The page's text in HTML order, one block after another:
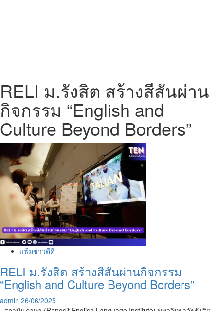
RELI ม.รังสิต สร้างสีสันผ่าน
กิจกรรม “English and
Culture Beyond Borders”
แฟ้มข่าวดีดี
RELI ม.รังสิต สร้างสีสันผ่านกิจกรรม
“English and Culture Beyond Borders”
admin 26/06/2025